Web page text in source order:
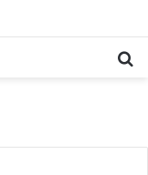
Tipis